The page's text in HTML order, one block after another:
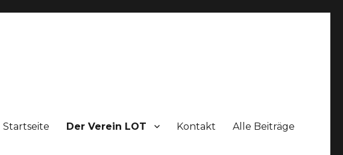
Startseite Der Verein LOT Kontakt Alle Beiträge